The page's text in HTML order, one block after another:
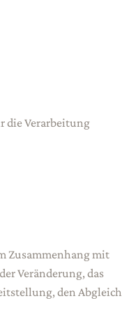
die Verarbeitung
Zusammenhang mit
Veränderung, das
den Abgleich